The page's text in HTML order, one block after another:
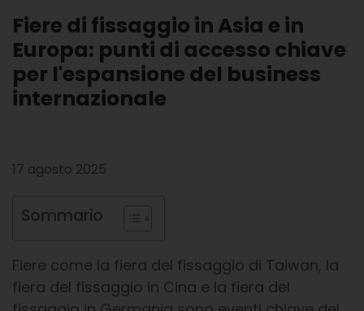
Fiere di fissaggio in Asia e in
Europa: punti di accesso chiave
per l'espansione del business
internazionale
17 agosto 2025
Sommario
Fiere come la fiera del fissaggio di Taiwan, la
fiera del fissaggio in Cina e la fiera del